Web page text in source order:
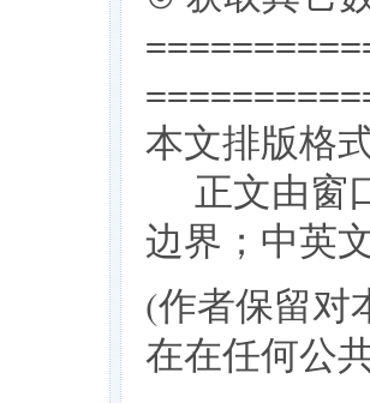
本文排版格
正文由窗
边界；中英
(作者保留对
在在任何公